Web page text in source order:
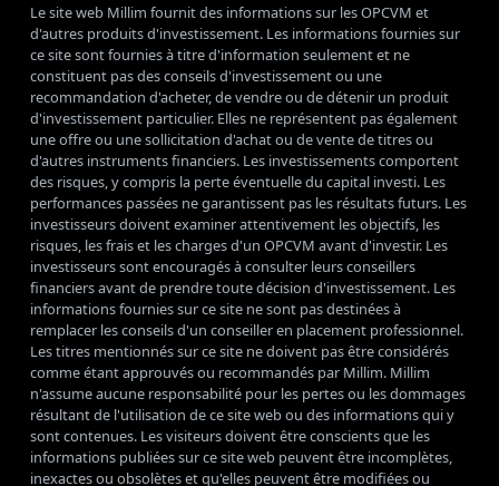
Le site web Millim fournit des informations sur les OPCVM et
d'autres produits d'investissement. Les informations fournies sur
ce site sont fournies à titre d'information seulement et ne
constituent pas des conseils d'investissement ou une
recommandation d'acheter, de vendre ou de détenir un produit
d'investissement particulier. Elles ne représentent pas également
une offre ou une sollicitation d'achat ou de vente de titres ou
d'autres instruments financiers. Les investissements comportent
des risques, y compris la perte éventuelle du capital investi. Les
performances passées ne garantissent pas les résultats futurs. Les
investisseurs doivent examiner attentivement les objectifs, les
risques, les frais et les charges d'un OPCVM avant d'investir. Les
investisseurs sont encouragés à consulter leurs conseillers
financiers avant de prendre toute décision d'investissement. Les
informations fournies sur ce site ne sont pas destinées à
remplacer les conseils d'un conseiller en placement professionnel.
Les titres mentionnés sur ce site ne doivent pas être considérés
comme étant approuvés ou recommandés par Millim. Millim
n'assume aucune responsabilité pour les pertes ou les dommages
résultant de l'utilisation de ce site web ou des informations qui y
sont contenues. Les visiteurs doivent être conscients que les
informations publiées sur ce site web peuvent être incomplètes,
inexactes ou obsolètes et qu'elles peuvent être modifiées ou